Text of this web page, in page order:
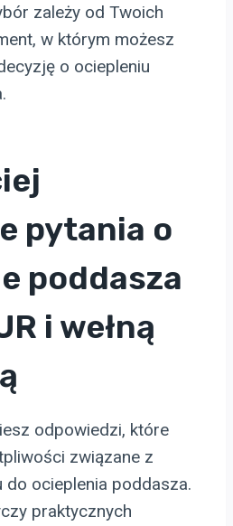
zależy od Twoich
w którym możesz
o ociepleniu
pytania o
poddasza
i wełną
odpowiedzi, które
związane z
do ocieplenia poddasza.
praktycznych